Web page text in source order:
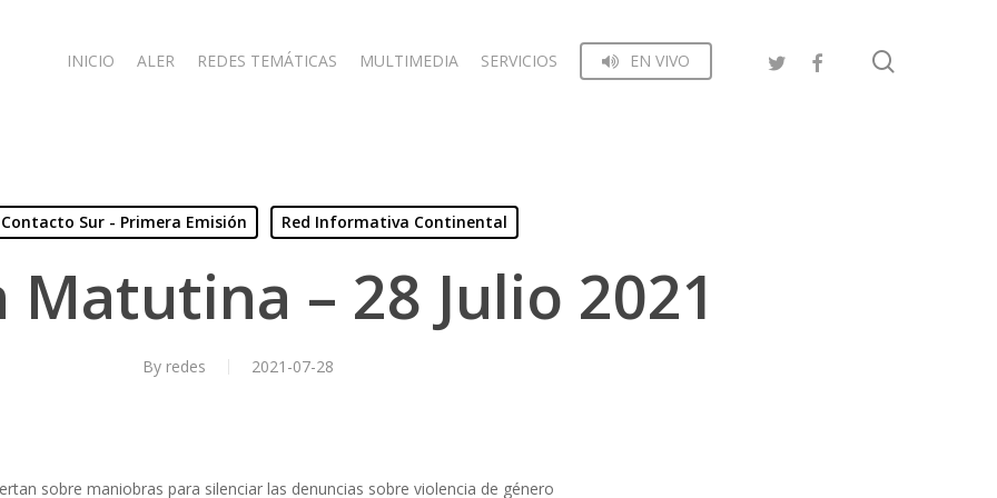
INICIO ALER REDES TEMÁTICAS MULTIMEDIA SERVICIOS EN VIVO
Contacto Sur - Primera Emisión Red Informativa Continental
Matutina – 28 Julio 2021
By redes 2021-07-28
sobre maniobras para silenciar las denuncias sobre violencia de género